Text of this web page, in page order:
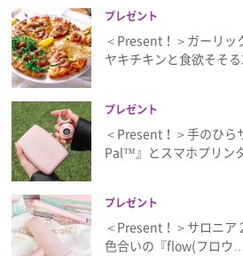
プレゼント
＜Present！＞ガーリッ
ヤキチキンと食欲そそ
プレゼント
＜Present！＞手のひ
Pal™』とスマホプリン
プレゼント
＜Present！＞サロニ
色合いの『flow(フロウ